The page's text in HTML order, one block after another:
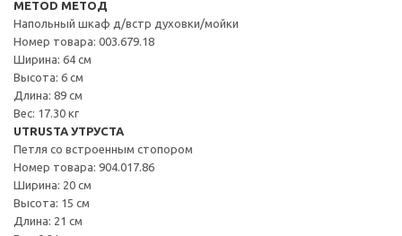
METOD МЕТОД
Напольный шкаф д/встр духовки/мойки
Номер товара: 003.679.18
Ширина: 64 см
Высота: 6 см
Длина: 89 см
Вес: 17.30 кг
UTRUSTA УТРУСТА
Петля со встроенным стопором
Номер товара: 904.017.86
Ширина: 20 см
Высота: 15 см
Длина: 21 см